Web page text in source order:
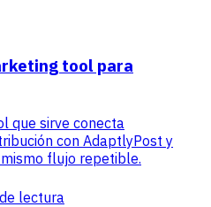
tool para
que sirve conecta
con AdaptlyPost y
flujo repetible.
lectura